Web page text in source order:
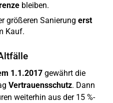
bleiben.
größeren Sanierung erst
Kauf.
1.1.2017 gewährt die
Vertrauensschutz. Dann
weiterhin aus der 15 %-